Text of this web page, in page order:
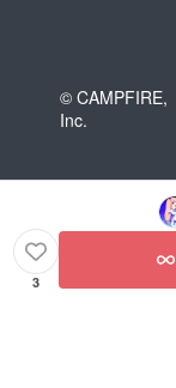
© CAMPFIRE,
Inc.
3